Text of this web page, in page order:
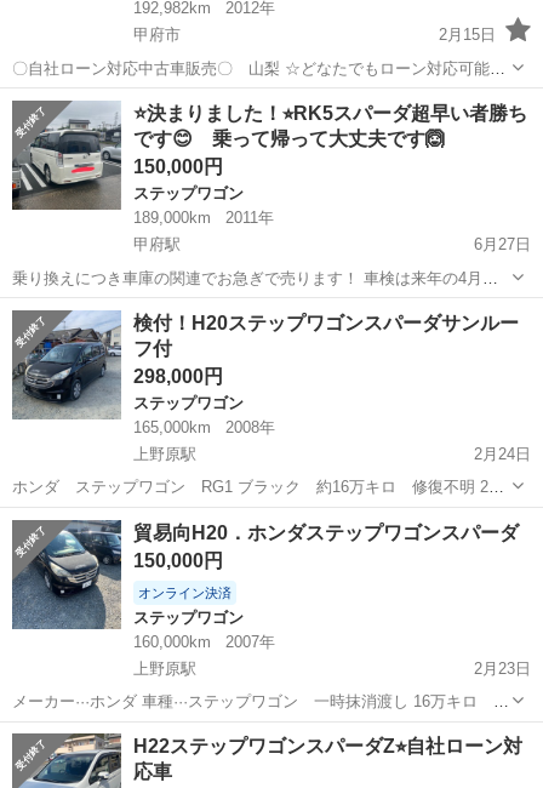
192,982km
2012年
甲府市
2月15日
〇自社ローン対応中古車販売〇 山梨 ☆どなたでもローン対応可能
☆ １、勤続年数の短い方や自営業の方 ２、パートを
される主婦の方や派遣社員の方 ３、自己破産等をされた方やローンが
組めない方 ４、他...
山梨 甲府市 ステップワゴン
⭐️決まりました！⭐︎RK5スパーダ超早い者勝ち
です😊 乗って帰って大丈夫です🙆
150,000円
ステップワゴン
189,000km
2011年
甲府駅
6月27日
乗り換えにつき車庫の関連でお急ぎで売ります！ 車検は来年の4月
頃、税金支払い済 走る止まる問題ありません！ クーラーは手が痛くな
るくらいに冷えます ギャザーズナビが時々ボタンが効きません💦 ETC
電通なし、通電させれば使え...
山梨 甲府市 甲府駅 ステップワゴン
検付！H20ステップワゴンスパーダサンルー
フ付
298,000円
ステップワゴン
165,000km
2008年
上野原駅
2月24日
ホンダ ステップワゴン RG1 ブラック 約16万キロ 修復不明 2wd
AT 3点 検査２年付渡し ー装備ー オーディオナビ バックカメラ
ETC アルミ など 最低限の整備しかしませんし、色褪せなどありま...
山梨 甲府市 上野原駅 ステップワゴン
貿易向H20．ホンダステップワゴンスパーダ
150,000円
オンライン決済
ステップワゴン
160,000km
2007年
上野原駅
2月23日
メーカー···ホンダ 車種···ステップワゴン 一時抹消渡し 16万キロ
2wd AT 修復なし 黒 Ｈ２０ 汚いので、貿易向け。 ー現車確認場所
ー 山梨県上野原駅
山梨 甲府市 ステップワゴン
ホンダステップワゴン
H22ステップワゴンスパーダZ⭐︎自社ローン対
応車